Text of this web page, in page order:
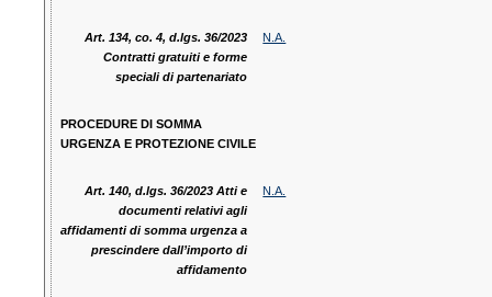
Art. 134, co. 4, d.lgs. 36/2023
Contratti gratuiti e forme
speciali di partenariato
N.A.
PROCEDURE DI SOMMA
URGENZA E PROTEZIONE CIVILE
Art. 140, d.lgs. 36/2023 Atti e
documenti relativi agli
affidamenti di somma urgenza a
prescindere dall’importo di
affidamento
N.A.